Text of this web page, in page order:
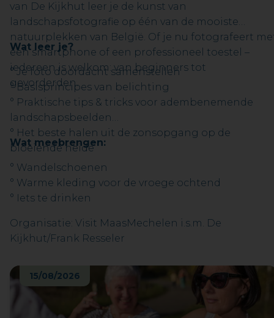
van De Kijkhut leer je de kunst van
landschapsfotografie op één van de mooiste
natuurplekken van België. Of je nu fotografeert
een smartphone of een professioneel toestel –
iedereen is welkom: van beginners tot
gevorderden.
Wat leer je?
° Je foto doordacht samenstellen
° Basisprincipes van belichting
° Praktische tips & tricks voor adembenemende
landschapsbeelden
° Het beste halen uit de zonsopgang op de
bloeiende heide
Wat meebrengen:
° Wandelschoenen
° Warme kleding voor de vroege ochtend
° Iets te drinken
Organisatie: Visit MaasMechelen i.s.m. De
Kijkhut/Frank Resseler
15/08/2026